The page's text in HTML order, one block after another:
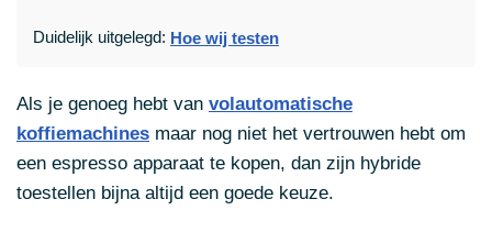
Duidelijk uitgelegd: Hoe wij testen
Als je genoeg hebt van volautomatische
koffiemachines maar nog niet het vertrouwen hebt om
een espresso apparaat te kopen, dan zijn hybride
toestellen bijna altijd een goede keuze.